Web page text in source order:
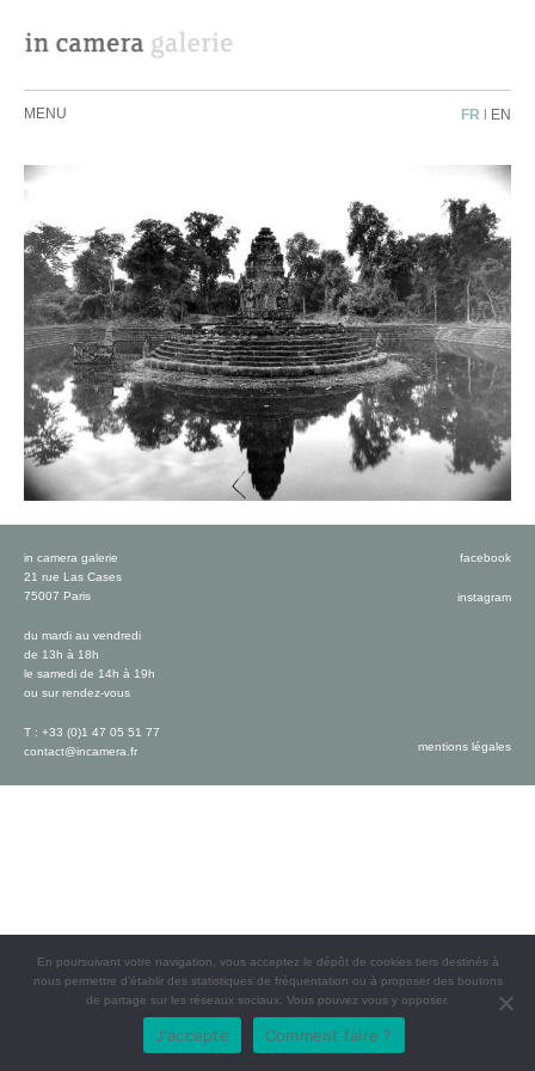
MENU FR | EN
in camera galerie
21 rue Las Cases
75007 Paris
du mardi au vendredi
de 13h à 18h
le samedi de 14h à 19h
ou sur rendez-vous
T : +33 (0)1 47 05 51 77
contact@incamera.fr
facebook
instagram
mentions légales
En poursuivant votre navigation, vous acceptez le dépôt de cookies tiers destinés à
nous permettre d’établir des statistiques de fréquentation ou à proposer des boutons
de partage sur les réseaux sociaux. Vous pouvez vous y opposer.
J'accepte Comment faire ?